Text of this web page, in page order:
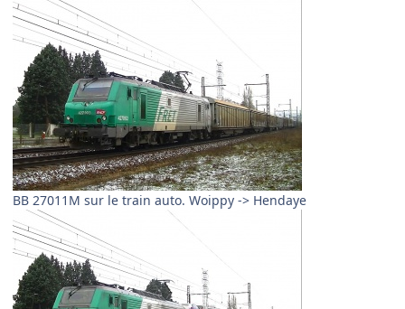
BB 27011M sur le train auto. Woippy -> Hendaye